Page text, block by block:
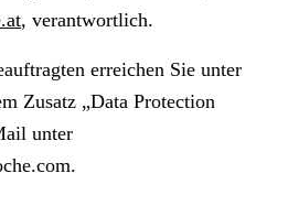
, verantwortlich.
erreichen Sie unter
Zusatz „Data Protection
unter
.